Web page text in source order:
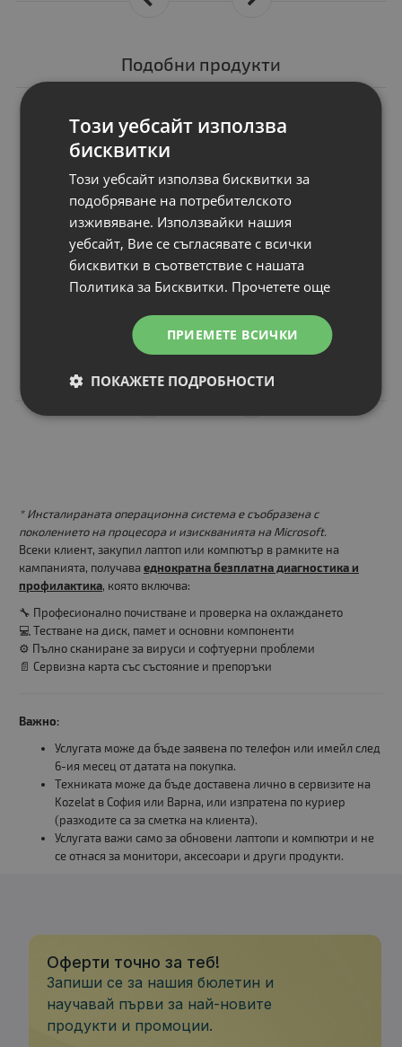
Подобни продукти
N
Консуматив HP
Toner Cartridge
Брой страници
Съвместимост
Цвят: Yellow
Статус: Нов
Цена:
96.00 €
187.76 лв.
* Инсталираната операционна система е съобразена с
поколението на процесора и изискванията на Microsoft.
Всеки клиент, закупил лаптоп или компютър в рамките на
кампанията, получава еднократна безплатна диагностика и
профилактика, която включва:
🔧 Професионално почистване и проверка на охлаждането
💻 Тестване на диск, памет и основни компоненти
⚙️ Пълно сканиране за вируси и софтуерни проблеми
📄 Сервизна карта със състояние и препоръки
Важно:
Услугата може да бъде заявена по телефон или имейл след
6-ия месец от датата на покупка.
Техниката може да бъде доставена лично в сервизите на
Kozelat в София или Варна, или изпратена по куриер
(разходите са за сметка на клиента).
Услугата важи само за обновени лаптопи и компютри и не
се отнася за монитори, аксесоари и други продукти.
Оферти точно за теб!
Запиши се за нашия бюлетин и
научавай първи за най-новите
продукти и промоции.
Този уебсайт използва
бисквитки
Този уебсайт използва бисквитки за
подобряване на потребителското
изживяване. Използвайки нашия
уебсайт, Вие се съгласявате с всички
бисквитки в съответствие с нашата
Политика за Бисквитки. Прочетете още
ПРИЕМЕТЕ ВСИЧКИ
ПОКАЖЕТЕ ПОДРОБНОСТИ